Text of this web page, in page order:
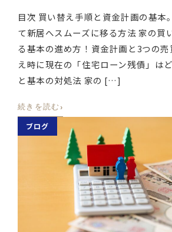
目次 買い替え手順と資金計画の基本
て新居へスムーズに移る方法 家の買
る基本の進め方！資金計画と3つの
え時に現在の「住宅ローン残債」は
と基本の対処法 家の […]
続きを読む ›
ブログ